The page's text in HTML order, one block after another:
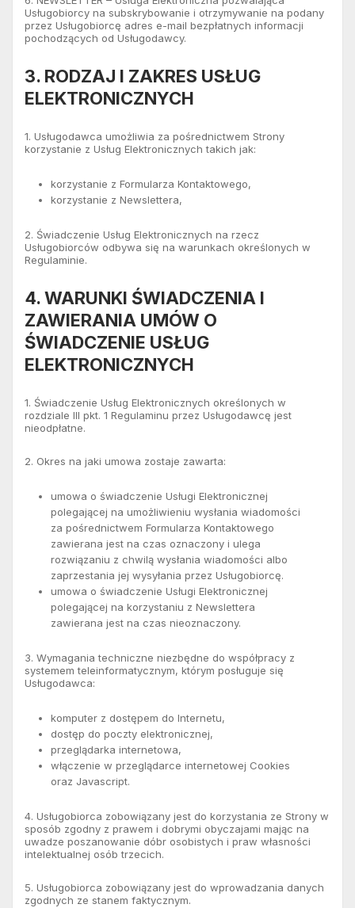
Usługobiorcy na subskrybowanie i otrzymywanie na podany
przez Usługobiorcę adres e-mail bezpłatnych informacji
pochodzących od Usługodawcy.
3. RODZAJ I ZAKRES USŁUG
ELEKTRONICZNYCH
1. Usługodawca umożliwia za pośrednictwem Strony
korzystanie z Usług Elektronicznych takich jak:
korzystanie z Formularza Kontaktowego,
korzystanie z Newslettera,
2. Świadczenie Usług Elektronicznych na rzecz
Usługobiorców odbywa się na warunkach określonych w
Regulaminie.
4. WARUNKI ŚWIADCZENIA I
ZAWIERANIA UMÓW O
ŚWIADCZENIE USŁUG
ELEKTRONICZNYCH
1. Świadczenie Usług Elektronicznych określonych w
rozdziale III pkt. 1 Regulaminu przez Usługodawcę jest
nieodpłatne.
2. Okres na jaki umowa zostaje zawarta:
umowa o świadczenie Usługi Elektronicznej
polegającej na umożliwieniu wysłania wiadomości
za pośrednictwem Formularza Kontaktowego
zawierana jest na czas oznaczony i ulega
rozwiązaniu z chwilą wysłania wiadomości albo
zaprzestania jej wysyłania przez Usługobiorcę.
umowa o świadczenie Usługi Elektronicznej
polegającej na korzystaniu z Newslettera
zawierana jest na czas nieoznaczony.
3. Wymagania techniczne niezbędne do współpracy z
systemem teleinformatycznym, którym posługuje się
Usługodawca:
komputer z dostępem do Internetu,
dostęp do poczty elektronicznej,
przeglądarka internetowa,
włączenie w przeglądarce internetowej Cookies
oraz Javascript.
4. Usługobiorca zobowiązany jest do korzystania ze Strony w
sposób zgodny z prawem i dobrymi obyczajami mając na
uwadze poszanowanie dóbr osobistych i praw własności
intelektualnej osób trzecich.
5. Usługobiorca zobowiązany jest do wprowadzania danych
zgodnych ze stanem faktycznym.